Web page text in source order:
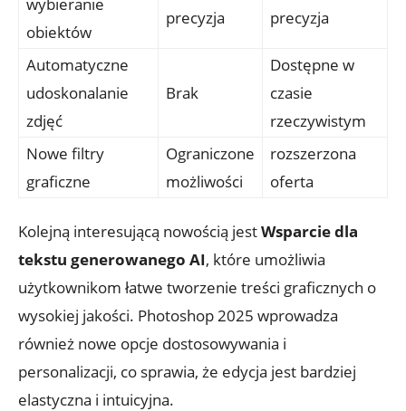
obiektów
precyzja precyzja
Automatyczne
udoskonalanie
zdjęć
Brak
Dostępne w
czasie
rzeczywistym
Nowe filtry
graficzne
Ograniczone
możliwości
rozszerzona
oferta
Kolejną interesującą nowością jestWsparcie dla
tekstu generowanego AI, które umożliwia
użytkownikom łatwe tworzenie treści graficznych o
wysokiej jakości. Photoshop 2025 wprowadza
również nowe opcje dostosowywania i
personalizacji, co sprawia, że edycja jest bardziej
elastyczna i intuicyjna.